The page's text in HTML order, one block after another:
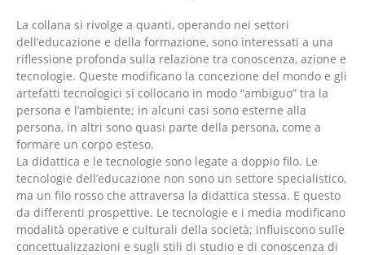
La collana si rivolge a quanti, operando nei settori
dell’educazione e della formazione, sono interessati a una
riflessione profonda sulla relazione tra conoscenza, azione e
tecnologie. Queste modificano la concezione del mondo e gli
artefatti tecnologici si collocano in modo “ambiguo” tra la
persona e l’ambiente; in alcuni casi sono esterne alla
persona, in altri sono quasi parte della persona, come a
formare un corpo esteso.
La didattica e le tecnologie sono legate a doppio filo. Le
tecnologie dell’educazione non sono un settore specialistico,
ma un filo rosso che attraversa la didattica stessa. E questo
da differenti prospettive. Le tecnologie e i media modificano
modalità operative e culturali della società; influiscono sulle
concettualizzazioni e sugli stili di studio e di conoscenza di